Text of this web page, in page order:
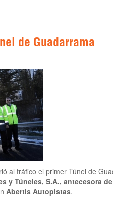
de Guadarrama
al tráfico el primer Túnel de
y Túneles, S.A., antecesora
Abertis Autopistas.